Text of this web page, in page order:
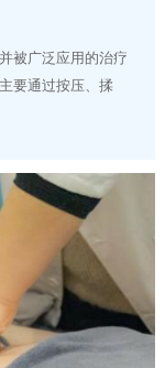
被广泛应用的治疗
要通过按压、揉